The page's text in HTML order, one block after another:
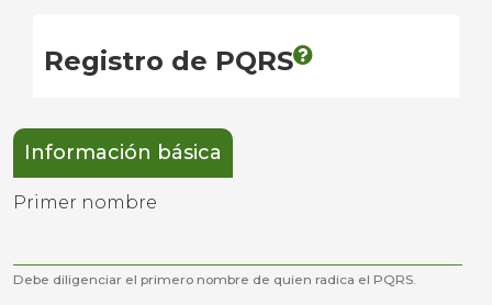
Registro de PQRS
Información básica
Primer nombre
Debe diligenciar el primero nombre de quien radica el PQRS.